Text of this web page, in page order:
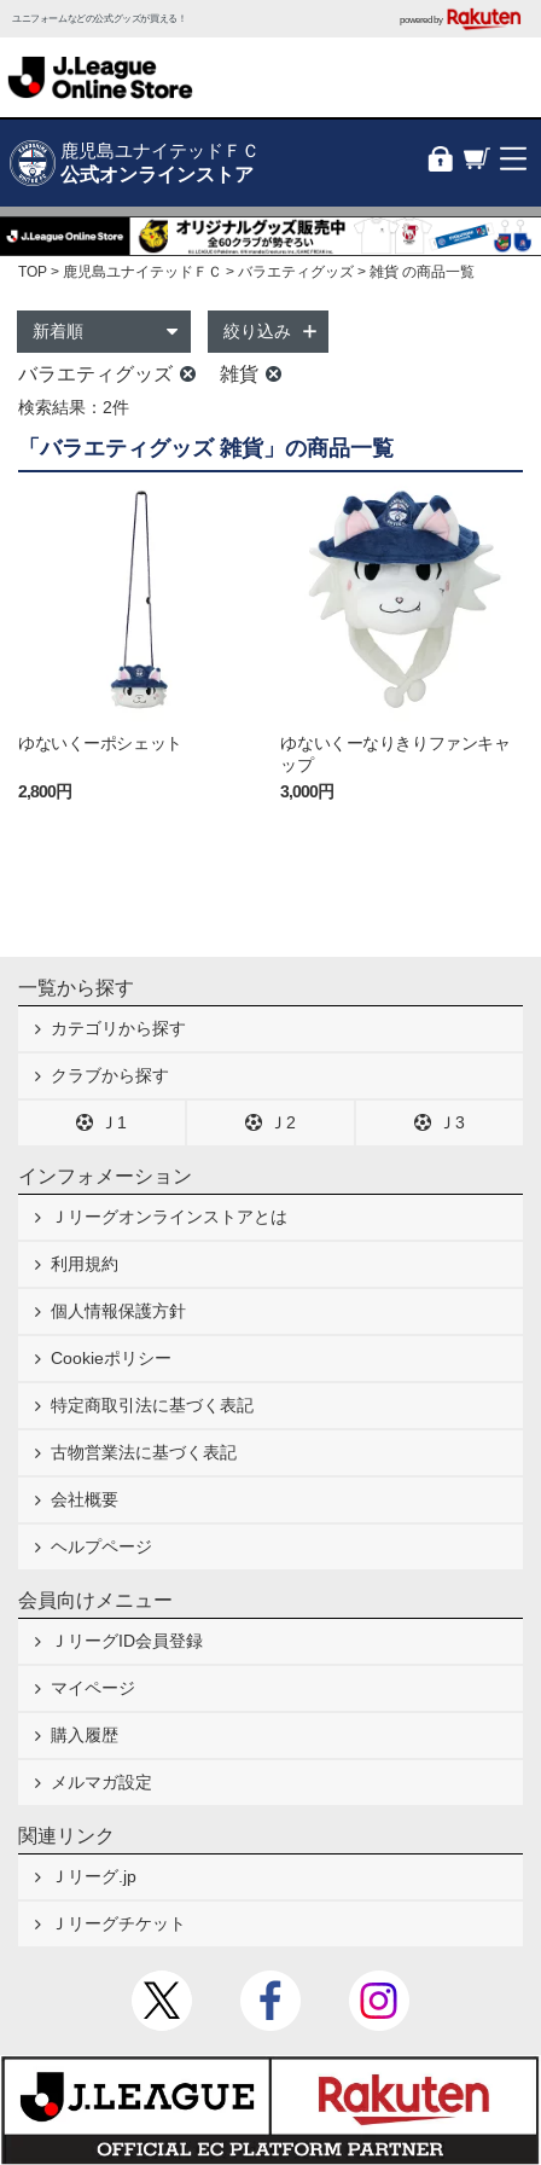
ユニフォームなどの公式グッズが買える！ powered by
鹿児島ユナイテッドＦＣ
公式オンラインストア
TOP 鹿児島ユナイテッドＦＣ バラエティグッズ 雑貨 の商品一覧
絞り込み
バラエティグッズ 雑貨
検索結果：2件
「バラエティグッズ 雑貨」の商品一覧
ゆないくーポシェット
2,800円
ゆないくーなりきりファンキャ
ップ
3,000円
一覧から探す
カテゴリから探す
クラブから探す
Ｊ1 Ｊ2 Ｊ3
インフォメーション
Ｊリーグオンラインストアとは
利用規約
個人情報保護方針
Cookieポリシー
特定商取引法に基づく表記
古物営業法に基づく表記
会社概要
ヘルプページ
会員向けメニュー
ＪリーグID会員登録
マイページ
購入履歴
メルマガ設定
関連リンク
Ｊリーグ.jp
Ｊリーグチケット